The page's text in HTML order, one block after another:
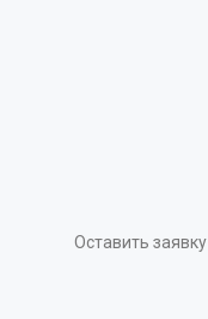
Оставить заявку